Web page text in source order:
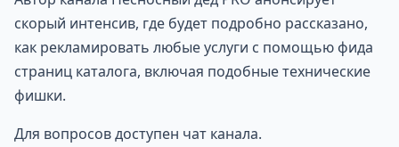
скорый интенсив, где будет подробно рассказано,
как рекламировать любые услуги с помощью фида
страниц каталога, включая подобные технические
фишки.
Для вопросов доступен чат канала.